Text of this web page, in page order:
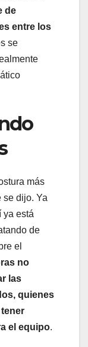
de
entre los
se
más
se dijo. Ya
ya está
de
el
no
las
quienes
el equipo.